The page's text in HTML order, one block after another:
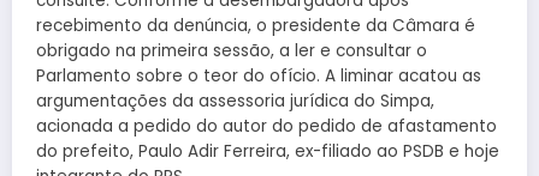
recebimento da denúncia, o presidente da Câmara é
obrigado na primeira sessão, a ler e consultar o
Parlamento sobre o teor do ofício. A liminar acatou as
argumentações da assessoria jurídica do Simpa,
acionada a pedido do autor do pedido de afastamento
do prefeito, Paulo Adir Ferreira, ex-filiado ao PSDB e hoje